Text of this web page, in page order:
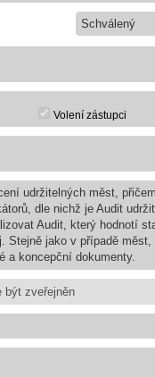
Schválený
Volení zástupci
udržitelných měst,
dle nichž je Audit
Audit, který hodnotí
jako v případě
a koncepční dokumenty.